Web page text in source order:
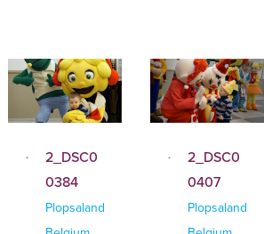
2_DSC0
0384
Plopsaland
2_DSC0
0407
Plopsaland